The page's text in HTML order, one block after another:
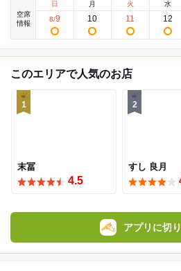
空席
情報
日
8/9
月
10
火
11
水
12
このエリアで人気のお店
1
末冨
4.5
2
すし 良月
アプリに切